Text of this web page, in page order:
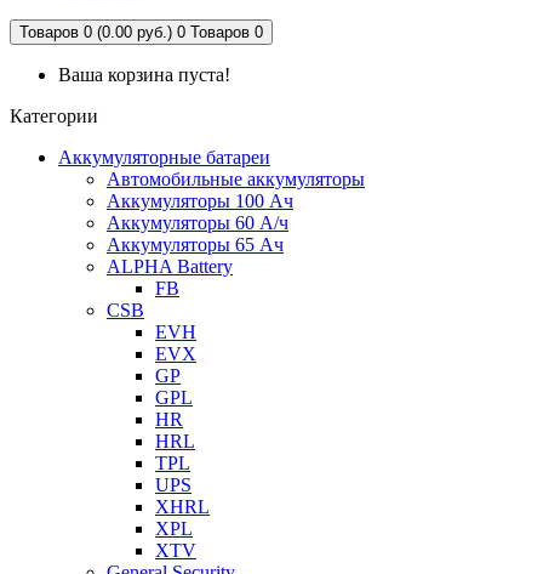
Товаров 0 (0.00 руб.) 0 Товаров 0
Ваша корзина пуста!
Категории
Аккумуляторные батареи
Автомобильные аккумуляторы
Аккумуляторы 100 Ач
Аккумуляторы 60 А/ч
Аккумуляторы 65 Ач
ALPHA Battery
FB
CSB
EVH
EVX
GP
GPL
HR
HRL
TPL
UPS
XHRL
XPL
XTV